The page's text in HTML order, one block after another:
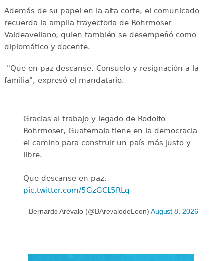
Además de su papel en la alta corte, el comunicado
recuerda la amplia trayectoria de Rohrmoser
Valdeavellano, quien también se desempeñó como
diplomático y docente.
"Que en paz descanse. Consuelo y resignación a la
familia", expresó el mandatario.
Gracias al trabajo y legado de Rodolfo
Rohrmoser, Guatemala tiene en la democracia
el camino para construir un país más justo y
libre.
Que descanse en paz.
pic.twitter.com/5GzGCL5RLq
— Bernardo Arévalo (@BArevalodeLeon) August 8, 2026